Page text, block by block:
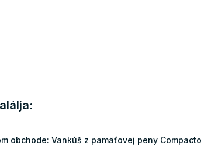
obchode: Vankúš z pamäťovej peny Compacto